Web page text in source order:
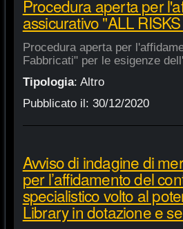
Procedura aperta per
assicurativo "ALL
Procedura aperta per
Fabbricati" per le esigenze
Tipologia: Altro
Pubblicato il: 30/12/2020
Avviso di indagine di
per l’affidamento del
specialistico volto al
Library in dotazione e